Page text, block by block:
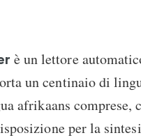
è un lettore
un centinaio di
afrikaans comprese,
per la